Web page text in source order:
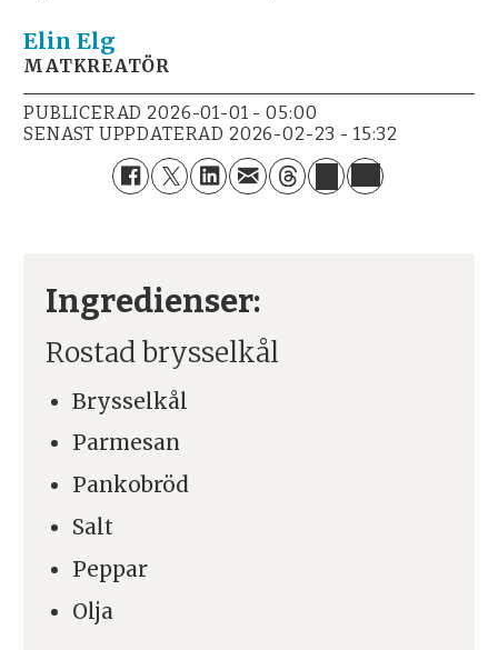
Elin Elg
MATKREATÖR
PUBLICERAD
2026-01-01 - 05:00
SENAST UPPDATERAD
2026-02-23 - 15:32
Ingredienser:
Rostad brysselkål
Brysselkål
Parmesan
Pankobröd
Salt
Peppar
Olja